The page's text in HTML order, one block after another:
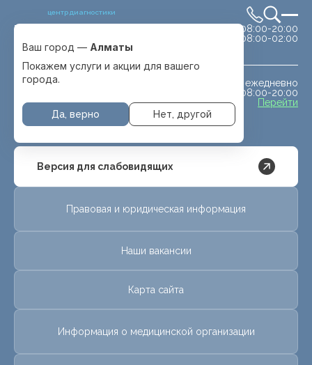
центр диагностики
Выбрать город
с. Отеген батыра
сб-вс 08:00-20:00
08:00-02:00
ежедневно
08:00-20:00
Перейти
Ваш город — Алматы
Покажем услуги и акции для вашего
города.
Да, верно Нет, другой
Версия для слабовидящих
Правовая и юридическая информация
Наши вакансии
Карта сайта
Информация о медицинской организации